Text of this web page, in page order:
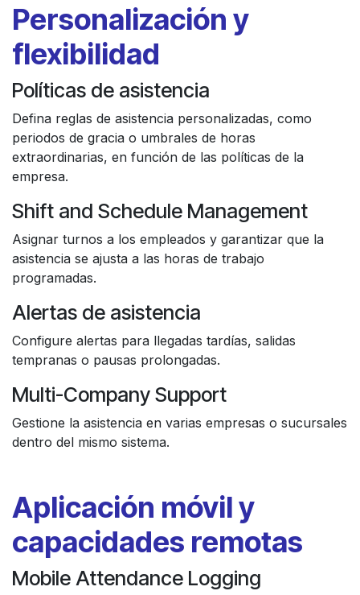
Personalización y
flexibilidad
Políticas de asistencia
Defina reglas de asistencia personalizadas, como
periodos de gracia o umbrales de horas
extraordinarias, en función de las políticas de la
empresa.
Shift and Schedule Management
Asignar turnos a los empleados y garantizar que la
asistencia se ajusta a las horas de trabajo
programadas.
Alertas de asistencia
Configure alertas para llegadas tardías, salidas
tempranas o pausas prolongadas.
Multi-Company Support
Gestione la asistencia en varias empresas o sucursales
dentro del mismo sistema.
Aplicación móvil y
capacidades remotas
Mobile Attendance Logging